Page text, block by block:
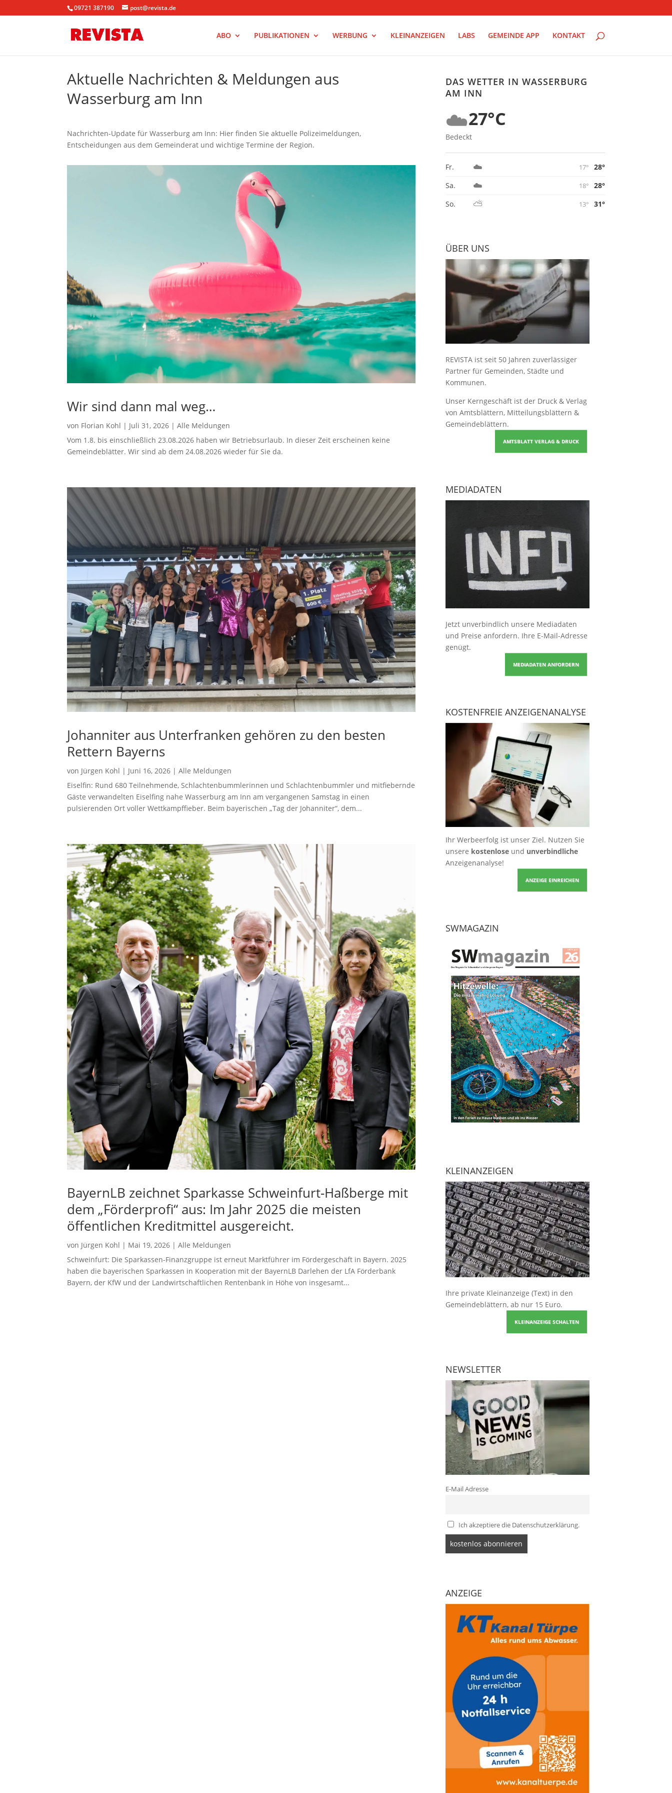
09721 387190 post@revista.de
ABO PUBLIKATIONEN WERBUNG KLEINANZEIGEN LABS GEMEINDE APP KONTAKT
Aktuelle Nachrichten & Meldungen aus
Wasserburg am Inn
Nachrichten-Update für Wasserburg am Inn: Hier finden Sie aktuelle Polizeimeldungen,
Entscheidungen aus dem Gemeinderat und wichtige Termine der Region.
Wir sind dann mal weg…
von Florian Kohl | Juli 31, 2026 |Alle Meldungen
Vom 1.8. bis einschließlich 23.08.2026 haben wir Betriebsurlaub. In dieser Zeit erscheinen keine
Gemeindeblätter. Wir sind ab dem 24.08.2026 wieder für Sie da.
Johanniter aus Unterfranken gehören zu den besten
Rettern Bayerns
von Jürgen Kohl | Juni 16, 2026 |Alle Meldungen
Eiselfin: Rund 680 Teilnehmende, Schlachtenbummlerinnen und Schlachtenbummler und mitfiebernde
Gäste verwandelten Eiselfing nahe Wasserburg am Inn am vergangenen Samstag in einen
pulsierenden Ort voller Wettkampffieber. Beim bayerischen „Tag der Johanniter“, dem...
BayernLB zeichnet Sparkasse Schweinfurt-Haßberge mit
dem „Förderprofi“ aus: Im Jahr 2025 die meisten
öffentlichen Kreditmittel ausgereicht.
von Jürgen Kohl | Mai 19, 2026 |Alle Meldungen
Schweinfurt: Die Sparkassen-Finanzgruppe ist erneut Marktführer im Fördergeschäft in Bayern. 2025
haben die bayerischen Sparkassen in Kooperation mit der BayernLB Darlehen der LfA Förderbank
Bayern, der KfW und der Landwirtschaftlichen Rentenbank in Höhe von insgesamt...
DAS WETTER IN WASSERBURG
AM INN
☁️27°C
Bedeckt
Fr. ☁️ 17°
28°
Sa.
☁️ 18°
28°
So.
⛅ 13° 31°
ÜBER UNS
REVISTA ist seit 50 Jahren zuverlässiger
Partner für Gemeinden, Städte und
Kommunen.
Unser Kerngeschäft ist der Druck & Verlag
von Amtsblättern, Mitteilungsblättern &
Gemeindeblättern.
AMTSBLATT VERLAG & DRUCK
MEDIADATEN
Jetzt unverbindlich unsere Mediadaten
und Preise anfordern. Ihre E-Mail-Adresse
genügt.
MEDIADATEN ANFORDERN
KOSTENFREIE ANZEIGENANALYSE
Ihr Werbeerfolg ist unser Ziel. Nutzen Sie
unsere kostenloseund unverbindliche
Anzeigenanalyse!
ANZEIGE EINREICHEN
SWMAGAZIN
KLEINANZEIGEN
Ihre private Kleinanzeige (Text) in den
Gemeindeblättern, ab nur 15 Euro.
KLEINANZEIGE SCHALTEN
NEWSLETTER
E-Mail Adresse
Ich akzeptiere die Datenschutzerklärung.
ANZEIGE